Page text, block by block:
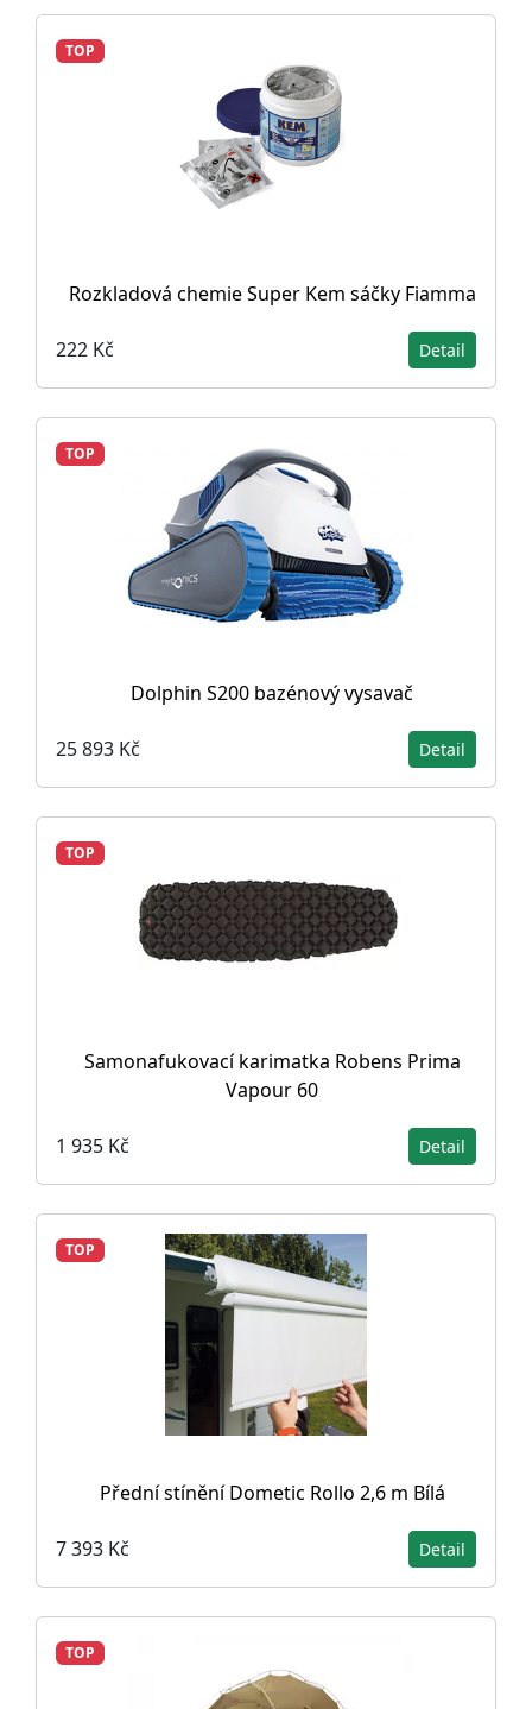
TOP
Rozkladová chemie Super Kem sáčky Fiamma
222 Kč Detail
TOP
Dolphin S200 bazénový vysavač
25 893 Kč Detail
TOP
Samonafukovací karimatka Robens Prima
Vapour 60
1 935 Kč Detail
TOP
Přední stínění Dometic Rollo 2,6 m Bílá
7 393 Kč Detail
TOP